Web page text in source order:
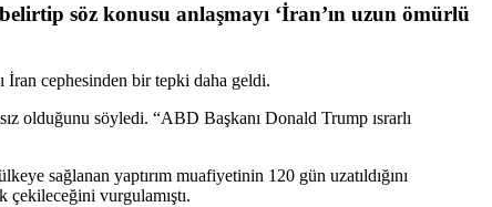
söz konusu anlaşmayı ‘İran’ın uzun ömürlü
İran cephesinden bir tepki daha geldi.
olduğunu söyledi. “ABD Başkanı Donald Trump ısrarlı
sağlanan yaptırım muafiyetinin 120 gün uzatıldığını
çekileceğini vurgulamıştı.